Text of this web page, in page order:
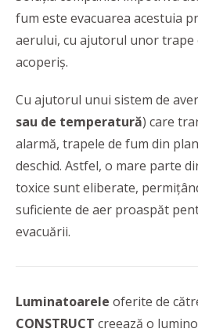
fum este evacuarea acestuia
aerului, cu ajutorul unor trape
acoperiş.
Cu ajutorul unui sistem de
sau de temperatură) care
alarmă, trapele de fum din
deschid. Astfel, o mare parte
toxice sunt eliberate,
suficiente de aer proaspăt
evacuării.
Luminatoarele oferite de
CONSTRUCT creează o